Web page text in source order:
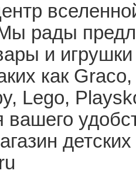
рады
и
как
Lego,
вашего